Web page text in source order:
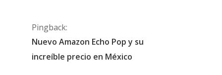
Pingback:
Nuevo Amazon Echo Pop y su
increíble precio en México